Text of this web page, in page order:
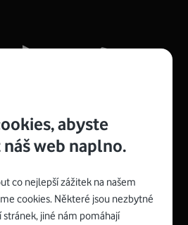
s Vodafonem
abyste
web naplno.
co nejlepší zážitek na našem
cookies. Některé jsou nezbytné
jiné nám pomáhají